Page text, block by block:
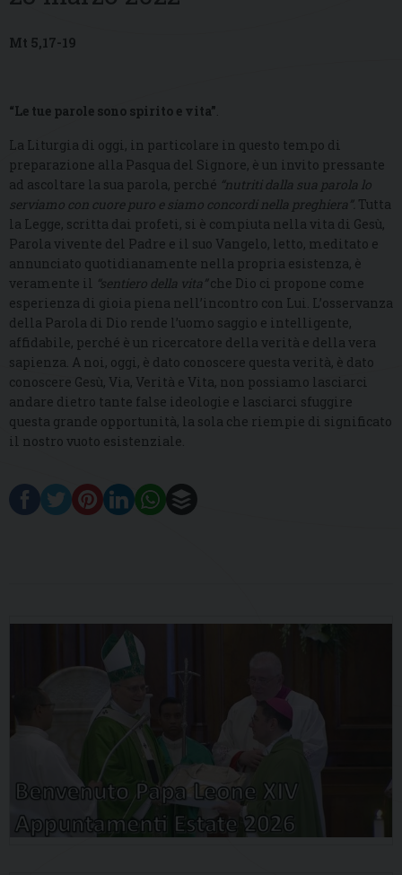
Mt 5,17-19
“Le tue parole sono spirito e vita”.
La Liturgia di oggi, in particolare in questo tempo di
preparazione alla Pasqua del Signore, è un invito pressante
ad ascoltare la sua parola, perché “nutriti dalla sua parola lo
serviamo con cuore puro e siamo concordi nella preghiera”. Tutta
la Legge, scritta dai profeti, si è compiuta nella vita di Gesù,
Parola vivente del Padre e il suo Vangelo, letto, meditato e
annunciato quotidianamente nella propria esistenza, è
veramente il “sentiero della vita”che Dio ci propone come
esperienza di gioia piena nell’incontro con Lui. L’osservanza
della Parola di Dio rende l’uomo saggio e intelligente,
affidabile, perché è un ricercatore della verità e della vera
sapienza. A noi, oggi, è dato conoscere questa verità, è dato
conoscere Gesù, Via, Verità e Vita, non possiamo lasciarci
andare dietro tante false ideologie e lasciarci sfuggire
questa grande opportunità, la sola che riempie di significato
il nostro vuoto esistenziale.